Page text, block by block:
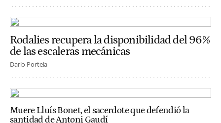
Rodalies recupera la disponibilidad del 96%
de las escaleras mecánicas
Darío Portela
Muere Lluís Bonet, el sacerdote que defendió la
santidad de Antoni Gaudí